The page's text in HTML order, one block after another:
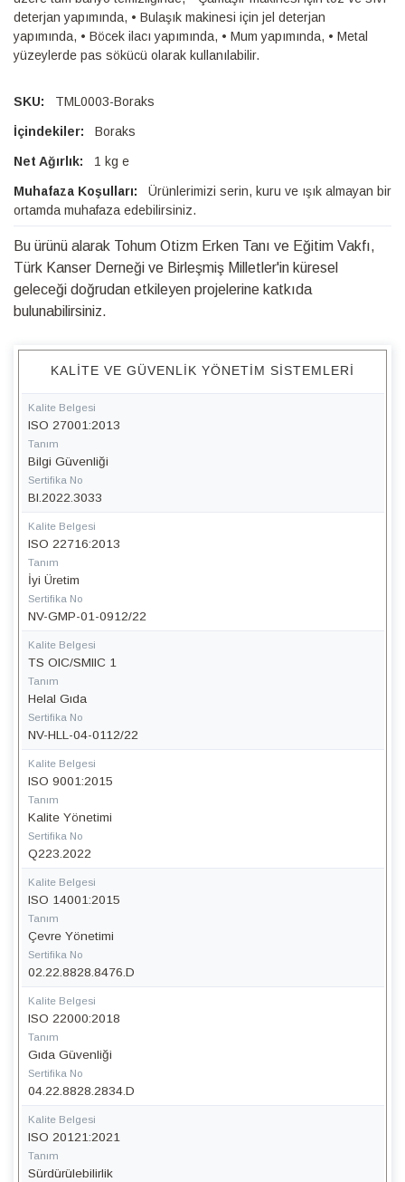
deterjan yapımında, • Bulaşık makinesi için jel deterjan
yapımında, • Böcek ilacı yapımında, • Mum yapımında, • Metal
yüzeylerde pas sökücü olarak kullanılabilir.
TML0003-Boraks
Boraks
1 kg e
Ürünlerimizi serin, kuru ve ışık almayan bir
ortamda muhafaza edebilirsiniz.
Bu ürünü alarak Tohum Otizm Erken Tanı ve Eğitim Vakfı,
Türk Kanser Derneği ve Birleşmiş Milletler'in küresel
geleceği doğrudan etkileyen projelerine katkıda
bulunabilirsiniz.
KALITE VE GÜVENLIK YÖNETIM SISTEMLERI
Kalite Belgesi
ISO 27001:2013
Tanım
Bilgi Güvenliği
Sertifika No
BI.2022.3033
Kalite Belgesi
ISO 22716:2013
Tanım
İyi Üretim
Sertifika No
NV-GMP-01-0912/22
Kalite Belgesi
TS OIC/SMIIC 1
Tanım
Helal Gıda
Sertifika No
NV-HLL-04-0112/22
Kalite Belgesi
ISO 9001:2015
Tanım
Kalite Yönetimi
Sertifika No
Q223.2022
Kalite Belgesi
ISO 14001:2015
Tanım
Çevre Yönetimi
Sertifika No
02.22.8828.8476.D
Kalite Belgesi
ISO 22000:2018
Tanım
Gıda Güvenliği
Sertifika No
04.22.8828.2834.D
Kalite Belgesi
ISO 20121:2021
Tanım
Sürdürülebilirlik